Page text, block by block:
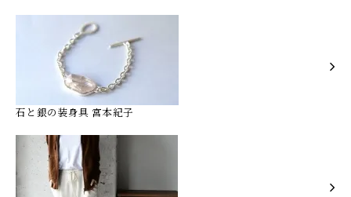
石と銀の装身具 宮本紀子